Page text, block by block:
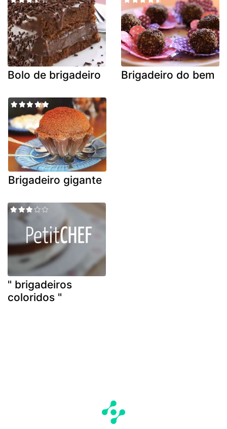
Bolo de brigadeiro Brigadeiro do bem
Brigadeiro gigante
" brigadeiros
coloridos "